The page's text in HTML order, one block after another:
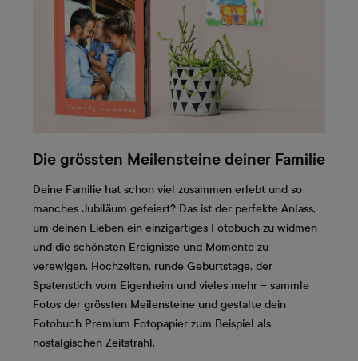
Die grössten Meilensteine deiner Familie
Deine Familie hat schon viel zusammen erlebt und so
manches Jubiläum gefeiert? Das ist der perfekte Anlass,
um deinen Lieben ein einzigartiges Fotobuch zu widmen
und die schönsten Ereignisse und Momente zu
verewigen. Hochzeiten, runde Geburtstage, der
Spatenstich vom Eigenheim und vieles mehr – sammle
Fotos der grössten Meilensteine und gestalte dein
Fotobuch Premium Fotopapier zum Beispiel als
nostalgischen Zeitstrahl.